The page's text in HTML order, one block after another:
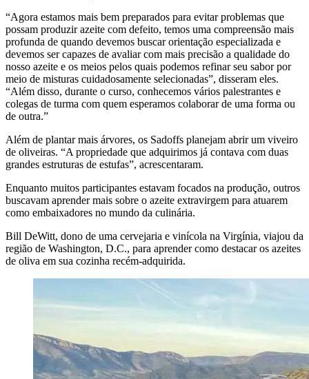
“Agora estamos mais bem preparados para evitar problemas que
possam produzir azeite com defeito, temos uma compreensão mais
profunda de quando devemos buscar orientação especializada e
devemos ser capazes de avaliar com mais precisão a qualidade do
nosso azeite e os meios pelos quais podemos refinar seu sabor por
meio de misturas cuidadosamente selecionadas”, disseram eles.
“Além disso, durante o curso, conhecemos vários palestrantes e
colegas de turma com quem esperamos colaborar de uma forma ou
de outra.”
Além de plantar mais árvores, os Sadoffs planejam abrir um viveiro
de oliveiras. “A propriedade que adquirimos já contava com duas
grandes estruturas de estufas”, acrescentaram.
Enquanto muitos participantes estavam focados na produção, outros
buscavam aprender mais sobre o azeite extravirgem para atuarem
como embaixadores no mundo da culinária.
Bill DeWitt, dono de uma cervejaria e vinícola na Virgínia, viajou da
região de Washington, D.C., para aprender como destacar os azeites
de oliva em sua cozinha recém-adquirida.